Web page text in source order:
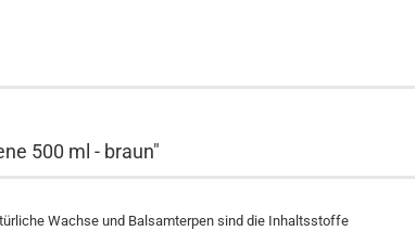
500 ml - braun"
Wachse und Balsamterpen sind die Inhaltsstoffe